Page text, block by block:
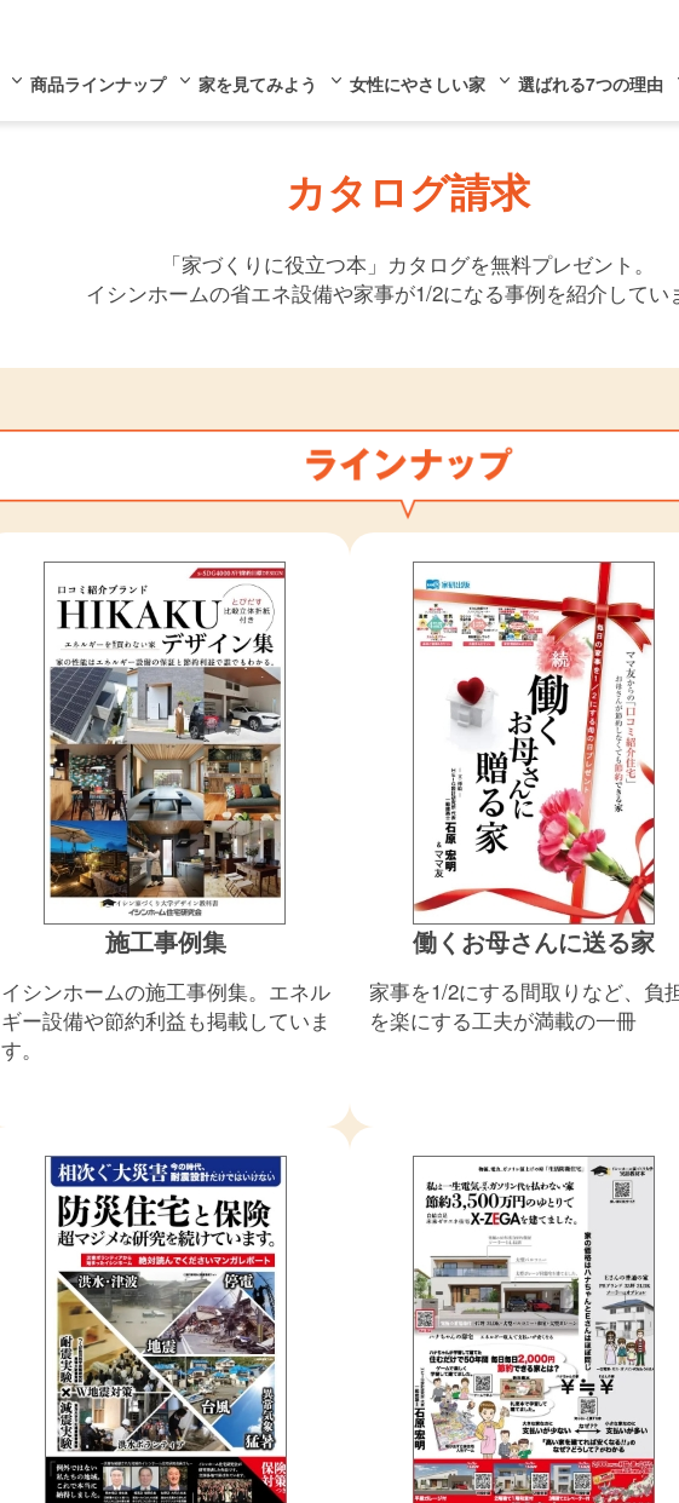
商品ラインナップ 家を見てみよう 女性にやさしい家 選ばれる7つの理由
カタログ請求
「家づくりに役立つ本」カタログを無料プレゼント。
イシンホームの省エネ設備や家事が1/2になる事例を紹介してい
施工事例集
イシンホームの施工事例集。エネル
ギー設備や節約利益も掲載していま
す。
働くお母さんに送る家
家事を1/2にする間取りなど、負
を楽にする工夫が満載の一冊